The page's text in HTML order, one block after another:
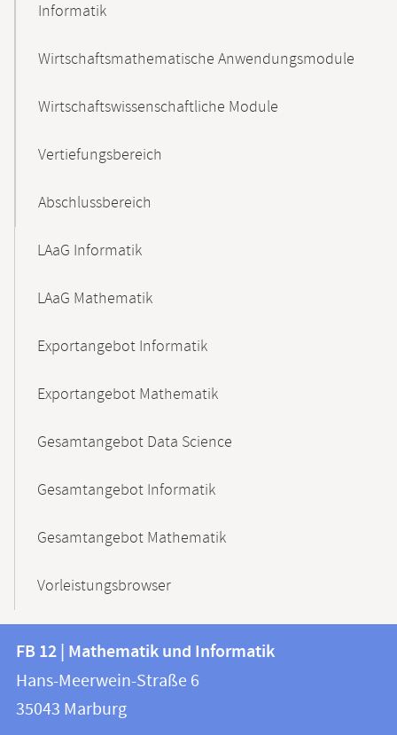
Informatik
Wirtschaftsmathematische Anwendungsmodule
Wirtschaftswissenschaftliche Module
Vertiefungsbereich
Abschlussbereich
LAaG Informatik
LAaG Mathematik
Exportangebot Informatik
Exportangebot Mathematik
Gesamtangebot Data Science
Gesamtangebot Informatik
Gesamtangebot Mathematik
Vorleistungsbrowser
Kontakt
und
Informationen
FB
12
|
FB 12 | Mathematik und Informatik
Hans-Meerwein-Straße 6
35043 Marburg